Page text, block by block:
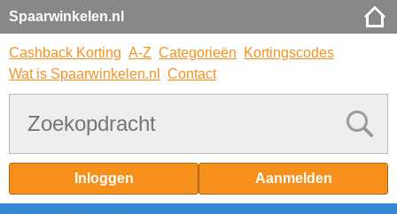
Spaarwinkelen.nl
Cashback Korting A-Z Categorieën
Kortingscodes
Wat is Spaarwinkelen.nl
Contact
Inloggen Aanmelden